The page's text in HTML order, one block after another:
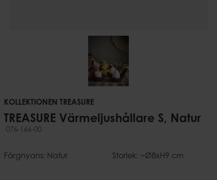
KOLLEKTIONEN TREASURE
TREASURE Värmeljushållare S, Natur
076-166-00
Färgnyans: Natur Storlek: ~Ø8xH9 cm